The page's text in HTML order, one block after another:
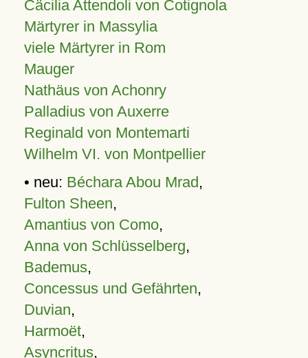
Cäcilia Attendoli von Cotignola
Märtyrer in Massylia
viele Märtyrer in Rom
Mauger
Nathäus von Achonry
Palladius von Auxerre
Reginald von Montemarti
Wilhelm VI. von Montpellier
• neu: Béchara Abou Mrad,
Fulton Sheen,
Amantius von Como,
Anna von Schlüsselberg,
Bademus,
Concessus und Gefährten,
Duvian,
Harmoët,
Asyncritus,